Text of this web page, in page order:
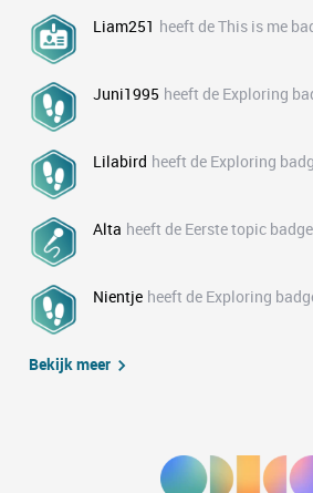
Liam251 heeft de This is me
Juni1995 heeft de Exploring
Lilabird heeft de Exploring
Alta heeft de Eerste topic
Nientje heeft de Exploring
Bekijk meer